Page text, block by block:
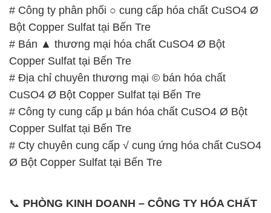
# Công ty phân phối ○ cung cấp hóa chất CuSO4 Ø
Bột Copper Sulfat tại Bến Tre
# Bán ▲ thương mại hóa chất CuSO4 Ø Bột
Copper Sulfat tại Bến Tre
# Địa chỉ chuyên thương mại © bán hóa chất
CuSO4 Ø Bột Copper Sulfat tại Bến Tre
# Công ty cung cấp µ bán hóa chất CuSO4 Ø Bột
Copper Sulfat tại Bến Tre
# Cty chuyên cung cấp √ cung ứng hóa chất CuSO4
Ø Bột Copper Sulfat tại Bến Tre
📞 PHÒNG KINH DOANH – CÔNG TY HÓA CHẤT